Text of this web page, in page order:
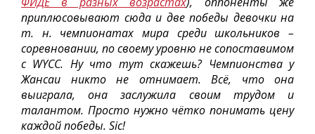
приплюсовывают сюда и две победы девочки на
т. н. чемпионатах мира среди школьников –
соревновании, по своему уровню не сопоставимом
с WYCC. Ну что тут скажешь? Чемпионства у
Жансаи никто не отнимает. Всё, что она
выиграла, она заслужила своим трудом и
талантом. Просто нужно чётко понимать цену
каждой победы. Sic!